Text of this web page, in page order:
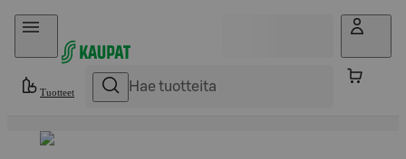
Hyppää sisältöön
Tuotteet